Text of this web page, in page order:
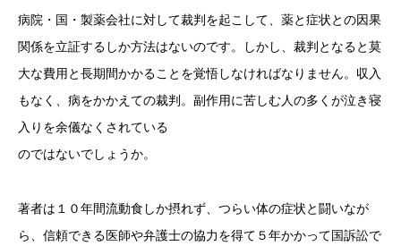
病院・国・製薬会社に対して裁判を起こして、薬と症状との因果
関係を立証するしか方法はないのです。しかし、裁判となると莫
大な費用と長期間かかることを覚悟しなければなりません。収入
もなく、病をかかえての裁判。副作用に苦しむ人の多くが泣き寝
入りを余儀なくされている
のではないでしょうか。
著者は１０年間流動食しか摂れず、つらい体の症状と闘いなが
ら、信頼できる医師や弁護士の協力を得て５年かかって国訴訟で